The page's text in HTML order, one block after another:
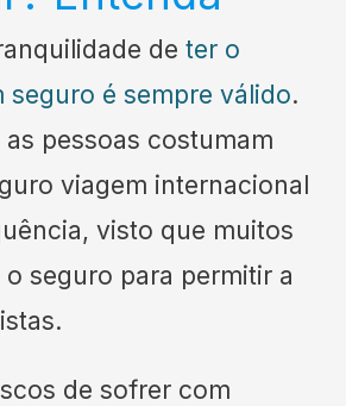
de ter o
seguro é sempre válido.
pessoas costumam
viagem internacional
visto que muitos
o seguro para permitir a
de sofrer com